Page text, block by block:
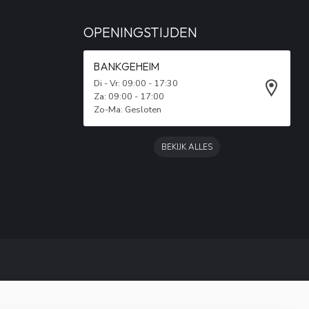
OPENINGSTIJDEN
BANKGEHEIM
Di - Vr: 09:00 - 17:30
Za: 09:00 - 17:00
Zo-Ma: Gesloten
BEKIJK ALLES